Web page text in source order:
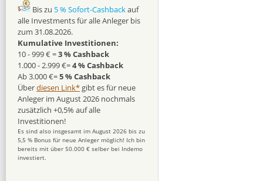
Bis zu 5 % Sofort-Cashbackauf
alle Investments für alle Anleger bis
zum 31.08.2026.
Kumulative Investitionen:
10 - 999 € =3 % Cashback
1.000 - 2.999 €=4 % Cashback
Ab 3.000 €=5 % Cashback
Überdiesen Link* gibt es für neue
Anleger im August 2026 nochmals
zusätzlich +0,5% auf alle
Investitionen!
Es sind also insgesamt im August 2026 bis zu
5,5 % Bonus für neue Anleger möglich! Ich bin
bereits mit über 50.000 € selber bei Indemo
investiert.